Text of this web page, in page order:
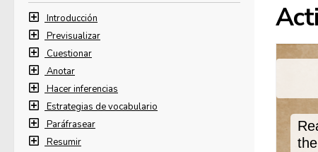
Introducción
Previsualizar
Cuestionar
Anotar
Hacer inferencias
Estrategias de vocabulario
Paráfrasear
Resumir